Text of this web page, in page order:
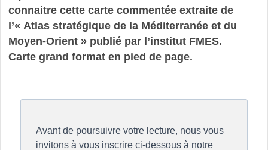
connaitre cette carte commentée extraite de
l’« Atlas stratégique de la Méditerranée et du
Moyen-Orient » publié par l’institut FMES.
Carte grand format en pied de page.